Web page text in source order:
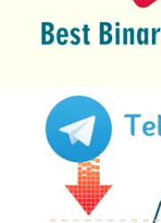
5 gratis
tot 15
beste
150+